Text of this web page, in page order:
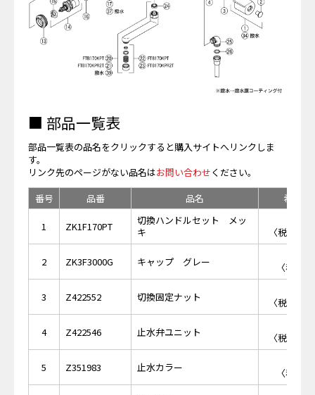
■ 部品一覧表
部品一覧表の品名をクリックすると購入サイトへリンクしま
す。
リンク先のページがない品名はお問い合わせください。
番号
品番 品名 希望小
1 ZK1F170PT
切換ハンドルセット メッ
キ
〈税抜価
2 ZK3F3000G キャップ グレー
〈税抜
3 Z422552 切換固定ナット
〈税抜価
4 Z422546 止水弁ユニット
〈税抜価
5 Z351983 止水カラー
〈税抜